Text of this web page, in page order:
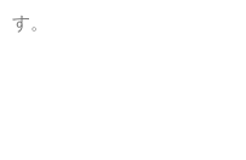
す。